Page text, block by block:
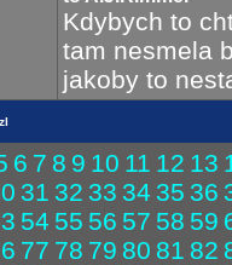
Kdybych to
tam nesmela
jakoby to
6 7 8 9 10 11 12 13
31 32 33 34 35 36
54 55 56 57 58 59
77 78 79 80 81 82